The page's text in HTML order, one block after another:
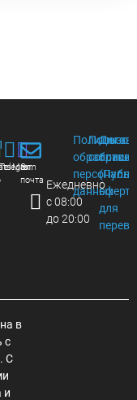
Telegram
Max
Эл.
почта Ежедневно
с 08:00
до 20:00
Политика
обработки
данных
для
в
с
С
и